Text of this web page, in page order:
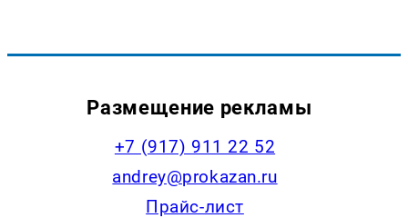
Размещение рекламы
+7 (917) 911 22 52
andrey@prokazan.ru
Прайс-лист